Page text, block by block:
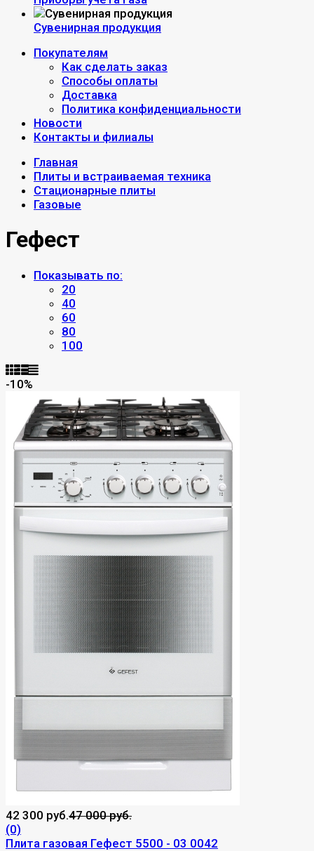
Сувенирная продукция
Покупателям
Как сделать заказ
Способы оплаты
Доставка
Политика конфиденциальности
Новости
Контакты и филиалы
Главная
Плиты и встраиваемая техника
Стационарные плиты
Газовые
Гефест
Показывать по:
20
40
60
80
100
-10%
42 300 руб.47 000 руб.
(0)
Плита газовая Гефест 5500 - 03 0042